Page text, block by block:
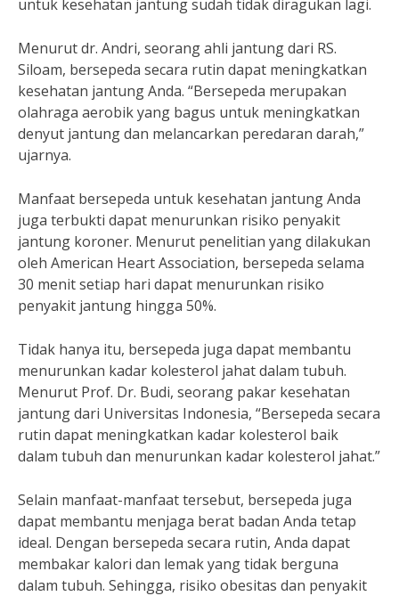
untuk kesehatan jantung sudah tidak diragukan lagi.
Menurut dr. Andri, seorang ahli jantung dari RS.
Siloam, bersepeda secara rutin dapat meningkatkan
kesehatan jantung Anda. “Bersepeda merupakan
olahraga aerobik yang bagus untuk meningkatkan
denyut jantung dan melancarkan peredaran darah,”
ujarnya.
Manfaat bersepeda untuk kesehatan jantung Anda
juga terbukti dapat menurunkan risiko penyakit
jantung koroner. Menurut penelitian yang dilakukan
oleh American Heart Association, bersepeda selama
30 menit setiap hari dapat menurunkan risiko
penyakit jantung hingga 50%.
Tidak hanya itu, bersepeda juga dapat membantu
menurunkan kadar kolesterol jahat dalam tubuh.
Menurut Prof. Dr. Budi, seorang pakar kesehatan
jantung dari Universitas Indonesia, “Bersepeda secara
rutin dapat meningkatkan kadar kolesterol baik
dalam tubuh dan menurunkan kadar kolesterol jahat.”
Selain manfaat-manfaat tersebut, bersepeda juga
dapat membantu menjaga berat badan Anda tetap
ideal. Dengan bersepeda secara rutin, Anda dapat
membakar kalori dan lemak yang tidak berguna
dalam tubuh. Sehingga, risiko obesitas dan penyakit